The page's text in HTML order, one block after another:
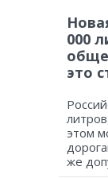
000
это
этом
же